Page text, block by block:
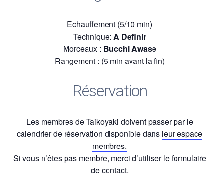
Echauffement (5/10 min)
Technique: A Definir
Morceaux : Bucchi Awase
Rangement : (5 min avant la fin)
Réservation
Les membres de Taikoyaki doivent passer par le
calendrier de réservation disponible dans leur espace
membres.
Si vous n’êtes pas membre, merci d’utiliser leformulaire
de contact.